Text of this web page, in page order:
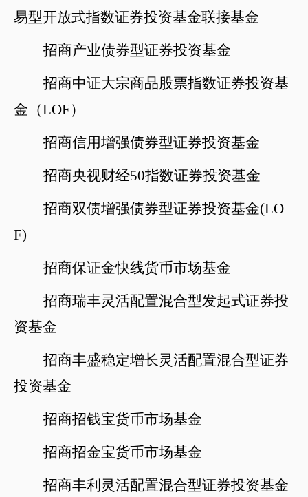
易型开放式指数证券投资基金联接基金
招商产业债券型证券投资基金
招商中证大宗商品股票指数证券投资基
金（LOF）
招商信用增强债券型证券投资基金
招商央视财经50指数证券投资基金
招商双债增强债券型证券投资基金(LO
F)
招商保证金快线货币市场基金
招商瑞丰灵活配置混合型发起式证券投
资基金
招商丰盛稳定增长灵活配置混合型证券
投资基金
招商招钱宝货币市场基金
招商招金宝货币市场基金
招商丰利灵活配置混合型证券投资基金